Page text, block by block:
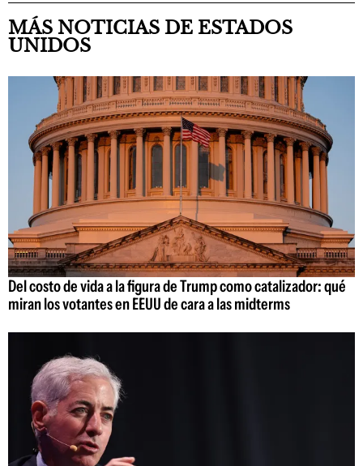
MÁS NOTICIAS DE ESTADOS
UNIDOS
Del costo de vida a la figura de Trump como catalizador: qué
miran los votantes en EEUU de cara a las midterms